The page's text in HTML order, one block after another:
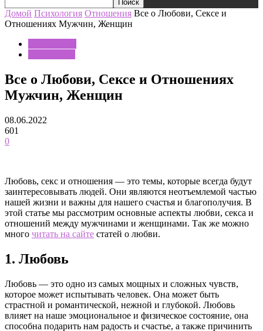
Домой Психология Отношения Все о Любови, Сексе и
Отношениях Мужчин, Женщин
Все о Любови, Сексе и Отношениях
Мужчин, Женщин
08.06.2022
601
0
Любовь, секс и отношения — это темы, которые всегда будут
заинтересовывать людей. Они являются неотъемлемой частью
нашей жизни и важны для нашего счастья и благополучия. В
этой статье мы рассмотрим основные аспекты любви, секса и
отношений между мужчинами и женщинами. Так же можно
много читать на сайте статей о любви.
1. Любовь
Любовь — это одно из самых мощных и сложных чувств,
которое может испытывать человек. Она может быть
страстной и романтической, нежной и глубокой. Любовь
влияет на наше эмоциональное и физическое состояние, она
способна подарить нам радость и счастье, а также причинить